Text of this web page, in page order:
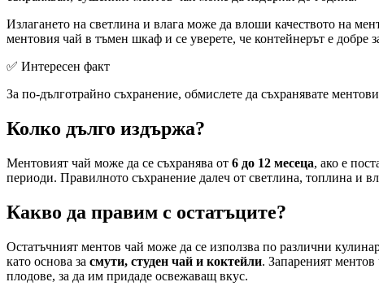
Излагането на светлина и влага може да влоши качеството на
ментовия чай в тъмен шкаф и се уверете, че контейнерът е добре
✅ Интересен факт
За по-дълготрайно съхранение, обмислете да съхранявате
Колко дълго издържа?
Ментовият чай може да се съхранява от 6 до 12 месеца, ако е
периоди. Правилното съхранение далеч от светлина, топлина и
Какво да правим с остатъците?
Остатъчният ментов чай може да се използва по различни
като основа за смути, студен чай и коктейли. Запареният
плодове, за да им придаде освежаващ вкус.